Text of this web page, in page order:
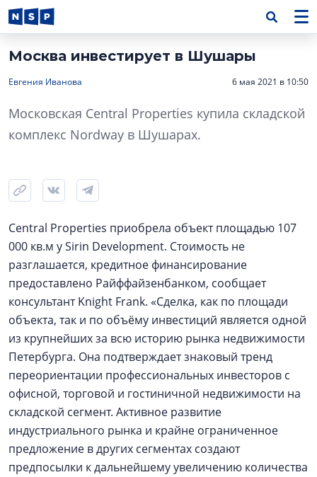
Москва инвестирует в Шушары
Евгения Иванова 6 мая 2021 в 10:50
Московская Central Properties купила складской
комплекс Nordway в Шушарах.
Central Properties приобрела объект площадью 107
000 кв.м у Sirin Development. Стоимость не
разглашается, кредитное финансирование
предоставлено Райффайзенбанком, сообщает
консультант Knight Frank. «Сделка, как по площади
объекта, так и по объёму инвестиций является одной
из крупнейших за всю историю рынка недвижимости
Петербурга. Она подтверждает знаковый тренд
переориентации профессиональных инвесторов с
офисной, торговой и гостиничной недвижимости на
складской сегмент. Активное развитие
индустриального рынка и крайне ограниченное
предложение в других сегментах создают
предпосылки к дальнейшему увеличению количества